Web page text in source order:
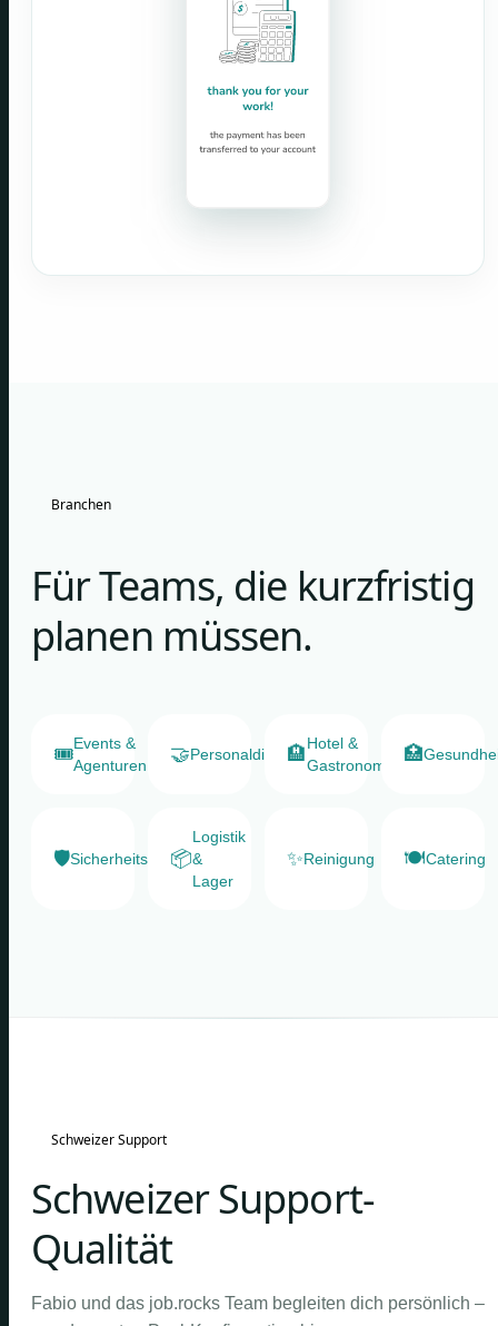
Branchen
Für Teams, die kurzfristig
planen müssen.
🎟️Events &
Agenturen
🤝Personaldienstleister
🏨Hotel &
Gastronomie
🏥
🛡️Sicherheitsdienste
📦
Logistik
&
Lager
✨Reinigung 🍽️Catering
Schweizer Support
Schweizer Support-
Qualität
Fabio und das job.rocks Team begleiten dich persönlich –